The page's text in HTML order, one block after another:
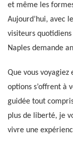
et même les
Aujourd’hui, avec
visiteurs
Naples demande
Que vous
options s’offrent à
guidée tout
plus de liberté, je
vivre une